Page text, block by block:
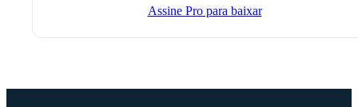
Assine Pro para baixar